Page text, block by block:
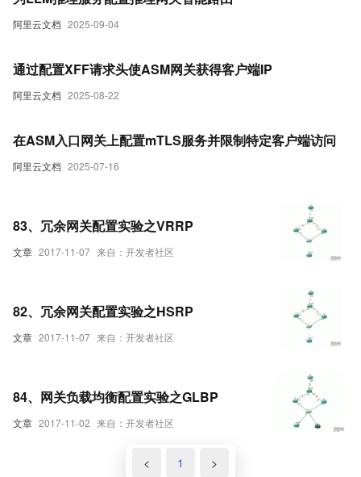
阿里云文档 2025-09-04
阿里云文档 2025-08-22
通过配置XFF请求头使ASM网关获得客户端IP
阿里云文档 2025-07-16
在ASM入口网关上配置mTLS服务并限制特定客户端访问
文章 2017-11-07 来自：开发者社区
83、冗余网关配置实验之VRRP
文章 2017-11-07 来自：开发者社区
82、冗余网关配置实验之HSRP
文章 2017-11-02 来自：开发者社区
84、网关负载均衡配置实验之GLBP
< 1 >